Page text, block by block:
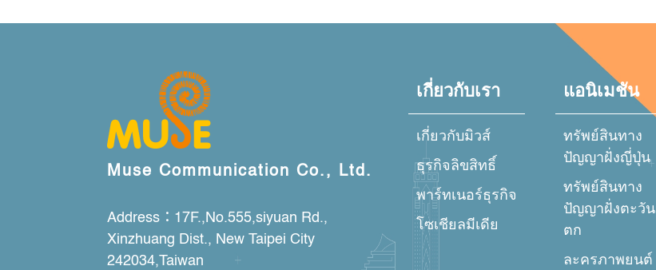
Muse Communication Co., Ltd.
Address：17F.,No.555,siyuan Rd.,
Xinzhuang Dist., New Taipei City
242034,Taiwan
เกี่ยวกับเรา
เกี่ยวกับมิวส์
ธุรกิจลิขสิทธิ์
พาร์ทเนอร์ธุรกิจ
โซเชียลมีเดีย
แอนิเมชัน
ทรัพย์สินทาง
ปัญญาฝั่งญี่ปุ่น
ทรัพย์สินทาง
ปัญญาฝั่งตะวัน
ตก
ละครภาพยนต์